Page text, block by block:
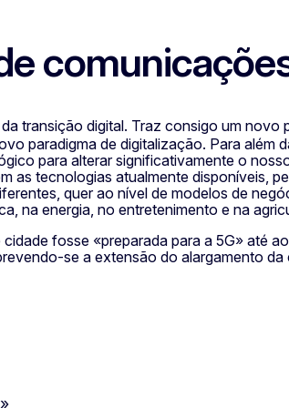
transição digital. Traz consigo um novo
paradigma de digitalização. Para além
para alterar significativamente o
as tecnologias atualmente disponíveis,
quer ao nível de modelos de
na energia, no entretenimento e na
fosse «preparada para a 5G» até
se a extensão do alargamento
»